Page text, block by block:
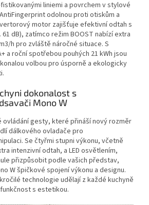
liniemi a povrchem v stylové
odolnou proti otiskům a
motor zajišťuje efektivní odtah s
dB), zatímco režim BOOST nabízí extra
h pro zvláště náročné situace. S
a roční spotřebou pouhých 21 kWh jsou
volbou pro úsporně a ekologicky
dokonalost s
Mono W
gesty, které přináší nový rozměr
dálkového ovladače pro
Se čtyřmi stupni výkonu, včetně
intenzivní odtah, a LED osvětlením,
přizpůsobit podle vašich představ,
W špičkové spojení výkonu a designu.
technologie udělají z každé kuchyně
s estetikou.